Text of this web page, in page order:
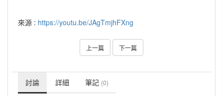
來源 : https://youtu.be/JAgTmjhFXng
上一篇 下一篇
討論 詳細 筆記 (0)